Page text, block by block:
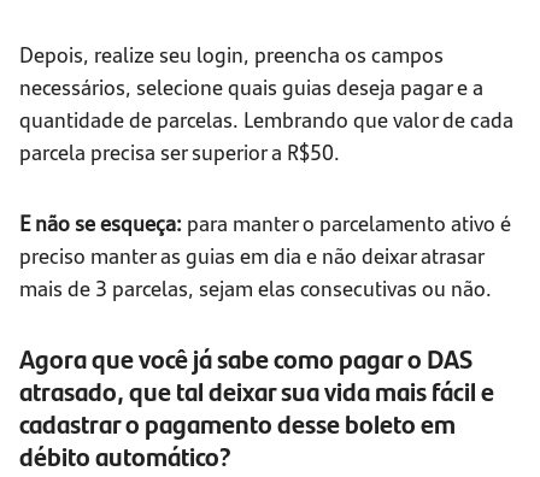
Depois, realize seu login, preencha os campos
necessários, selecione quais guias deseja pagar e a
quantidade de parcelas. Lembrando que valor de cada
parcela precisa ser superior a R$50.
E não se esqueça: para manter o parcelamento ativo é
preciso manter as guias em dia e não deixar atrasar
mais de 3 parcelas, sejam elas consecutivas ou não.
Agora que você já sabe como pagar o DAS
atrasado, que tal deixar sua vida mais fácil e
cadastrar o pagamento desse boleto em
débito automático?